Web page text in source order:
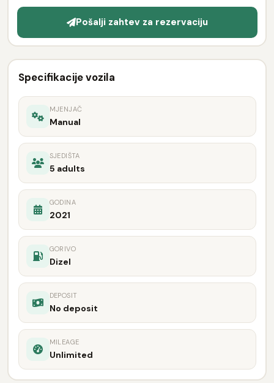
Pošalji zahtev za rezervaciju
Specifikacije vozila
MJENJAČ
Manual
SJEDIŠTA
5 adults
GODINA
2021
GORIVO
Dizel
DEPOSIT
No deposit
MILEAGE
Unlimited